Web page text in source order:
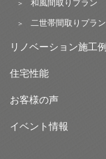
和風間取りプラン
二世帯間取りプラン
リノベーション施工例
住宅性能
お客様の声
イベント情報